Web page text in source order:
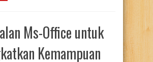
Ms-Office untuk
Kemampuan